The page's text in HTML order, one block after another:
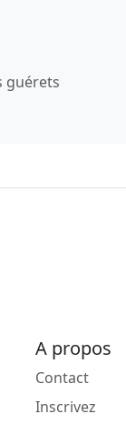
guérets
A propos
Contact
Inscrivez